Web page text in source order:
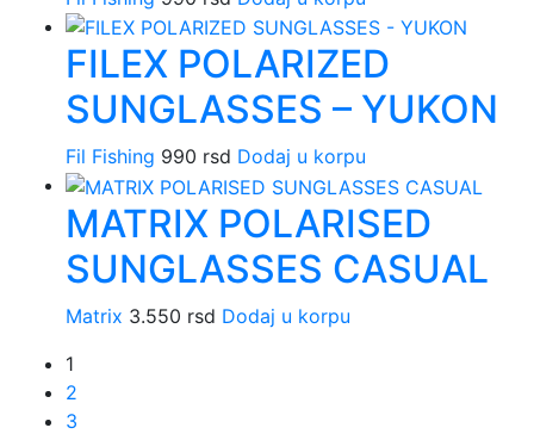
FILEX POLARIZED
SUNGLASSES – YUKON
Fil Fishing 990 rsd Dodaj u korpu
MATRIX POLARISED
SUNGLASSES CASUAL
Matrix 3.550 rsd Dodaj u korpu
1
2
3